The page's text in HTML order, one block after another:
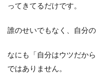
ってきてるだけです。
誰のせいでもなく、自分
なにも「自分はウツだか
ではありません。